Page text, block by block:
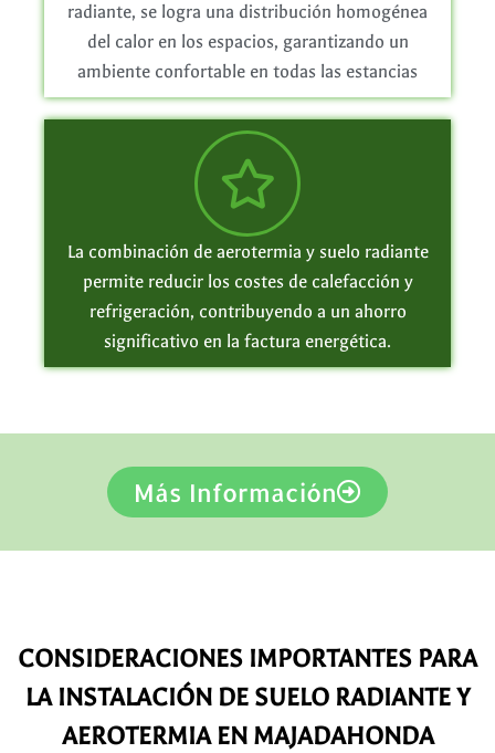
radiante, se logra una distribución homogénea
del calor en los espacios, garantizando un
ambiente confortable en todas las estancias
La combinación de aerotermia y suelo radiante
permite reducir los costes de calefacción y
refrigeración, contribuyendo a un ahorro
significativo en la factura energética.
Más Información
CONSIDERACIONES IMPORTANTES PARA
LA INSTALACIÓN DE SUELO RADIANTE Y
AEROTERMIA EN MAJADAHONDA